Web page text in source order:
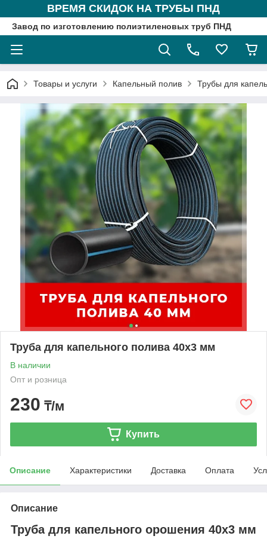
ВРЕМЯ СКИДОК НА ТРУБЫ ПНД
Завод по изготовлению полиэтиленовых труб ПНД
Товары и услуги Капельный полив Трубы для
Труба для капельного полива 40х3 мм
В наличии
Опт и розница
230 ₸/м
Купить
Описание Характеристики Доставка Оплата
Описание
Труба для капельного орошения 40х3 мм